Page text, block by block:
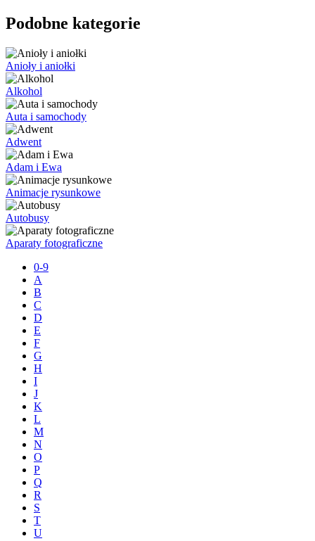
Podobne kategorie
Anioły i aniołki
Alkohol
Auta i samochody
Adwent
Adam i Ewa
Animacje rysunkowe
Autobusy
Aparaty fotograficzne
0-9
A
B
C
D
E
F
G
H
I
J
K
L
M
N
O
P
Q
R
S
T
U